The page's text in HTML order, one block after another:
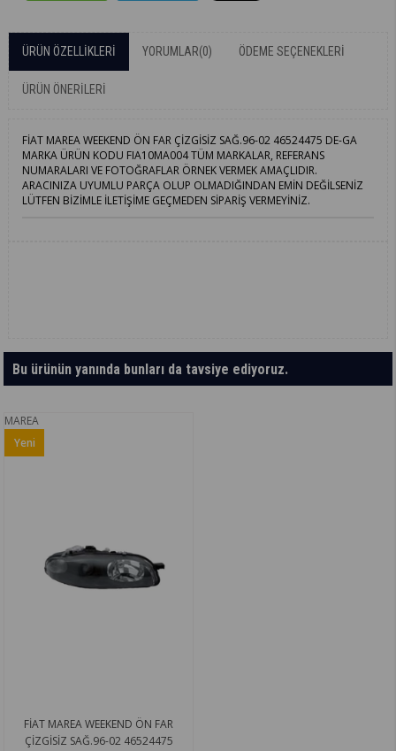
ÜRÜN ÖZELLIKLERI YORUMLAR(0) ÖDEME SEÇENEKLERI
ÜRÜN ÖNERILERI
FİAT MAREA WEEKEND ÖN FAR ÇİZGİSİZ SAĞ.96-02 46524475 DE-GA
MARKA ÜRÜN KODU FIA10MA004 TÜM MARKALAR, REFERANS
NUMARALARI VE FOTOĞRAFLAR ÖRNEK VERMEK AMAÇLIDIR.
ARACINIZA UYUMLU PARÇA OLUP OLMADIĞINDAN EMİN DEĞİLSENİZ
LÜTFEN BİZİMLE İLETİŞİME GEÇMEDEN SİPARİŞ VERMEYİNİZ.
Bu ürünün yanında bunları da tavsiye ediyoruz.
MAREA
FİAT MAREA WEEKEND ÖN FAR
ÇİZGİSİZ SAĞ.96-02 46524475
Yeni